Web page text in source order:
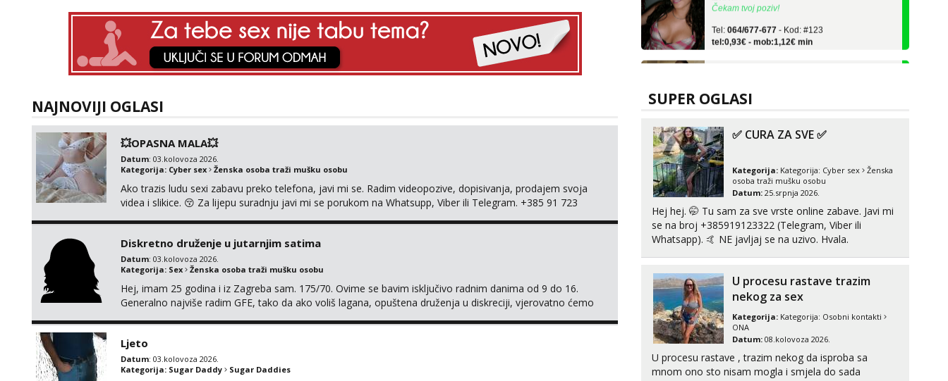
NAJNOVIJI OGLASI
💥OPASNA MALA💥
Datum: 03.kolovoza 2026.
Kategorija: Cyber sex Ženska osoba traži mušku osobu
Ako trazis ludu sexi zabavu preko telefona, javi mi se. Radim videopozive, dopisivanja, prodajem svoja
videa i slikice. 😚 Za lijepu suradnju javi mi se porukom na Whatsupp, Viber ili Telegram. +385 91 723
Diskretno druženje u jutarnjim satima
Datum: 03.kolovoza 2026.
Kategorija: Sex Ženska osoba traži mušku osobu
Hej, imam 25 godina i iz Zagreba sam. 175/70. Ovime se bavim isključivo radnim danima od 9 do 16.
Generalno najviše radim GFE, tako da ako voliš lagana, opuštena druženja u diskreciji, vjerovatno ćemo
Ljeto
Datum: 03.kolovoza 2026.
Kategorija: Sugar Daddy Sugar Daddies
064/677-677
tel:0,93€ - mob:1,12€ min
tel:0,93€ - mob:1,12€ min
Lucija
Razgovaram :)
Tel:
tel:0,93€ - mob:1,12€ min
Liliana
Razgovaram :)
064/677-677
tel:0,93€ - mob:1,12€ min
Monika
Čekam tvoj poziv!
Tel:
tel:0,93€ - mob:1,12€ min
Ivančica
SUPER OGLASI
✅ CURA ZA SVE ✅
Kategorija: Kategorija: Cyber sex
Ženska
osoba traži mušku osobu
Datum: 25.srpnja 2026.
Hej hej. 🤭 Tu sam za sve vrste online zabave. Javi mi
se na broj +385919123322 (Telegram, Viber ili
Whatsapp). 🤙 NE javljaj se na uzivo. Hvala.
U procesu rastave trazim
nekog za sex
Kategorija: Kategorija: Osobni kontakti
ONA
Datum: 08.kolovoza 2026.
U procesu rastave , trazim nekog da isproba sa
mnom ono sto nisam mogla i smjela do sada